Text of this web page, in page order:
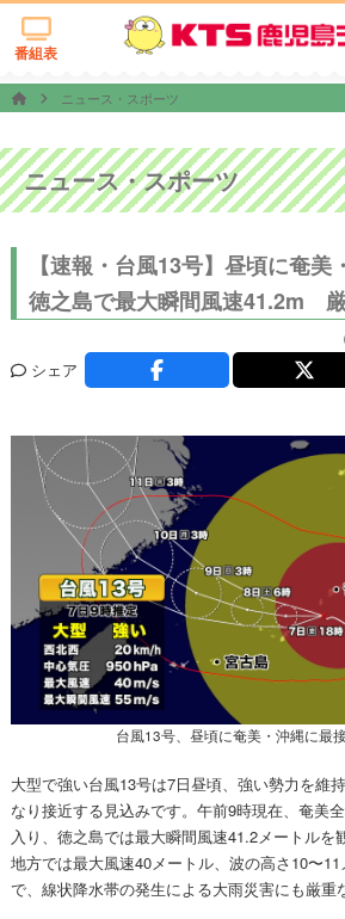
番組表
ニュース・スポーツ
ニュース・スポーツ
【速報・台風13号】昼頃に奄
徳之島で最大瞬間風速41.2m
シェア
台風13号、昼頃に奄美・沖縄に最
大型で強い台風13号は7日昼頃、強い勢力を維
なり接近する見込みです。午前9時現在、奄美
入り、徳之島では最大瞬間風速41.2メートルを
地方では最大風速40メートル、波の高さ10〜
で、線状降水帯の発生による大雨災害にも厳重